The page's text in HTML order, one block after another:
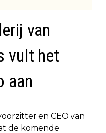
van
vult het
aan
en CEO van
de komende